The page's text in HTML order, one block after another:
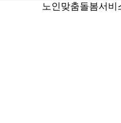
노인맞춤돌봄서비